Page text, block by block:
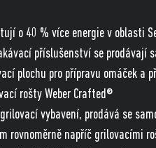
o 40 % více energie v oblasti
příslušenství se prodávají
plochu pro přípravu omáček a
rošty Weber Crafted®
vybavení, prodává se
rovnoměrně napříč grilovacími